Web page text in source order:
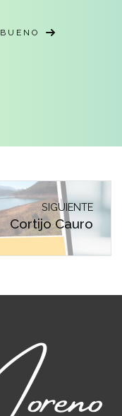
SIGUIENTE
Cortijo Cauro